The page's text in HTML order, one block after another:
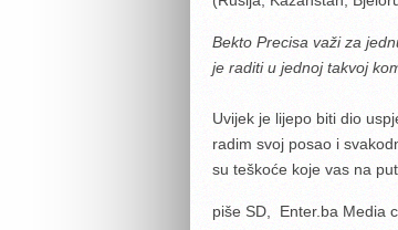
Bekto Precisa važi za
je raditi u jednoj takvoj
Uvijek je lijepo biti dio
radim svoj posao i
su teškoće koje vas na
piše SD, Enter.ba Media